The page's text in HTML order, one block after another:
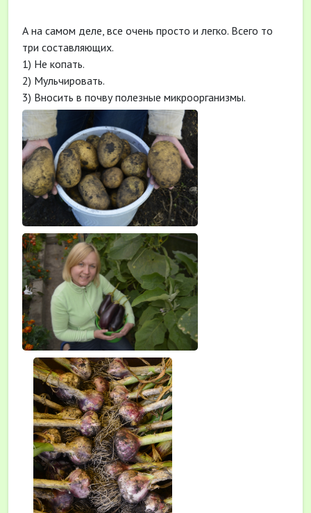
А на самом деле, все очень просто и легко. Всего то
три составляющих.
1) Не копать.
2) Мульчировать.
3) Вносить в почву полезные микроорганизмы.